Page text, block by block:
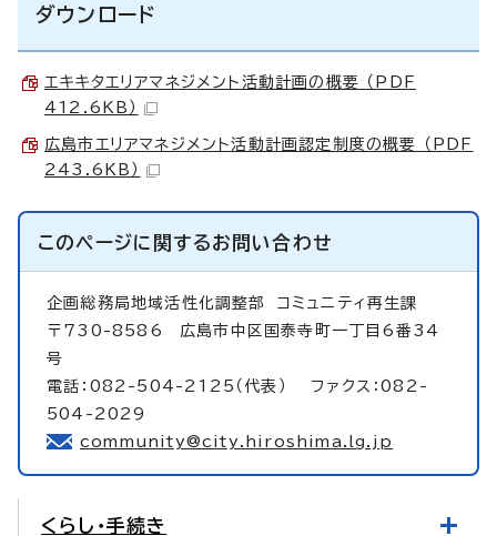
ダウンロード
エキキタエリアマネジメント活動計画の概要 （PDF
412.6KB）
広島市エリアマネジメント活動計画認定制度の概要 （PDF
243.6KB）
このページに関するお問い合わせ
企画総務局地域活性化調整部 コミュニティ再生課
〒730-8586 広島市中区国泰寺町一丁目6番34
号
電話：082-504-2125（代表） ファクス：082-
504-2029
community@city.hiroshima.lg.jp
くらし・手続き